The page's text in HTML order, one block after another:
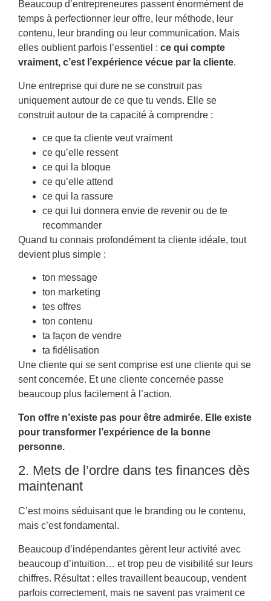
Beaucoup d’entrepreneures passent énormément de
temps à perfectionner leur offre, leur méthode, leur
contenu, leur branding ou leur communication. Mais
elles oublient parfois l’essentiel : ce qui compte
vraiment, c’est l’expérience vécue par la cliente.
Une entreprise qui dure ne se construit pas
uniquement autour de ce que tu vends. Elle se
construit autour de ta capacité à comprendre :
ce que ta cliente veut vraiment
ce qu’elle ressent
ce qui la bloque
ce qu’elle attend
ce qui la rassure
ce qui lui donnera envie de revenir ou de te
recommander
Quand tu connais profondément ta cliente idéale, tout
devient plus simple :
ton message
ton marketing
tes offres
ton contenu
ta façon de vendre
ta fidélisation
Une cliente qui se sent comprise est une cliente qui se
sent concernée. Et une cliente concernée passe
beaucoup plus facilement à l’action.
Ton offre n’existe pas pour être admirée. Elle existe
pour transformer l’expérience de la bonne
personne.
2. Mets de l’ordre dans tes finances dès
maintenant
C’est moins séduisant que le branding ou le contenu,
mais c’est fondamental.
Beaucoup d’indépendantes gèrent leur activité avec
beaucoup d’intuition… et trop peu de visibilité sur leurs
chiffres. Résultat : elles travaillent beaucoup, vendent
parfois correctement, mais ne savent pas vraiment ce